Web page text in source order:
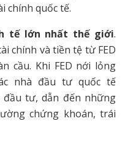
chính quốc tế.
tế lớn nhất thế giới.
chính và tiền tệ từ FED
cầu. Khi FED nới lỏng
nhà đầu tư quốc tế
tư, dẫn đến những
chứng khoán, trái